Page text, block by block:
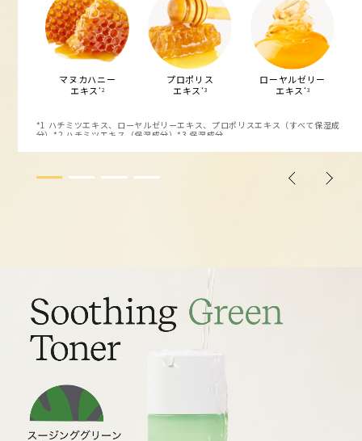
マヌカハニー
エキス*2
プロポリス
エキス *3
ローヤルゼリー
エキス *3
*1 ハチミツエキス、ローヤルゼリーエキス、プロポリスエキス（すべて保湿成
分）*2 ハチミツエキス（保湿成分）*3 保湿成分